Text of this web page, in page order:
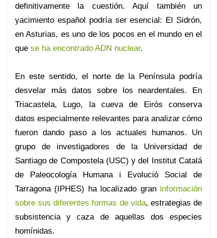
definitivamente la cuestión. Aquí también un
yacimiento español podría ser esencial: El Sidrón,
en Asturias, es uno de los pocos en el mundo en el
que se ha encontrado ADN nuclear.
En este sentido, el norte de la Península podría
desvelar más datos sobre los neardentales. En
Triacastela, Lugo, la cueva de Eirós conserva
datos especialmente relevantes para analizar cómo
fueron dando paso a los actuales humanos. Un
grupo de investigadores de la Universidad de
Santiago de Compostela (USC) y del Institut Catalá
de Paleocología Humana i Evolució Social de
Tarragona (IPHES) ha localizado gran información
sobre sus diferentes formas de vida, estrategias de
subsistencia y caza de aquellas dos especies
homínidas.